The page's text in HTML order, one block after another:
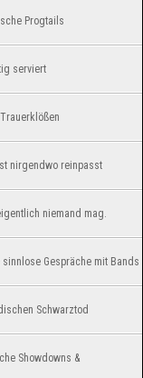
Progtails
serviert
nirgendwo reinpasst
niemand mag.
Gespräche mit Bands
Schwarztod
Showdowns &